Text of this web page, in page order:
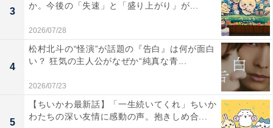
一方、家康が氏真を助けたと聞いた信玄は、けんかを売
っているのかと激怒。武田と戦になる可能性が浮上する
中、家康の家臣たちは北条と手を組めば、あるいは駿府
をとれるかもしれないと沸き立ちます。家康は難しい表
情で何かをじっと考え――。
3
か。今後の「失速」と「盛り上がり」が...
2026/07/28
4
松村北斗の“怪演”が話題の『告白』は何が面白
い？ 狂気の主人公がなぜか“純真な青...
2026/07/23
5
【ちいかわ最新話】「一生続いてくれ」ちいか
わたちの深い友情に感動の声。抱きしめ合...